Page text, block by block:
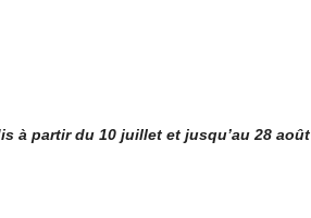
à partir du 10 juillet et jusqu’au 28 août